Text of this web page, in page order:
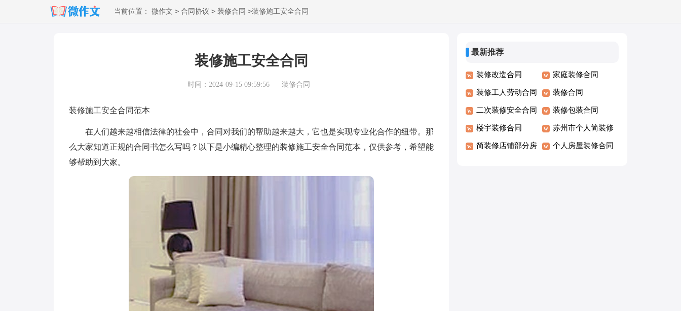
当前位置： 微作文 > 合同协议 > 装修合同 >装修施工安全合同
装修施工安全合同
时间：2024-09-15 09:59:56 装修合同
装修施工安全合同范本
在人们越来越相信法律的社会中，合同对我们的帮助越来越大，它也是实现专业化合作的纽带。那
么大家知道正规的合同书怎么写吗？以下是小编精心整理的装修施工安全合同范本，仅供参考，希望能
够帮助到大家。
最新推荐
装修改造合同 家庭装修合同
装修工人劳动合同 装修合同
二次装修安全合同 装修包装合同
楼宇装修合同 苏州市个人简装修
房屋租赁合同书
简装修店铺部分房 个人房屋装修合同